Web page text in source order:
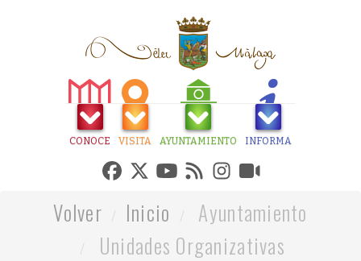
CONOCE VISITA AYUNTAMIENTO INFORMA
Volver Inicio
Ayuntamiento
Unidades Organizativas